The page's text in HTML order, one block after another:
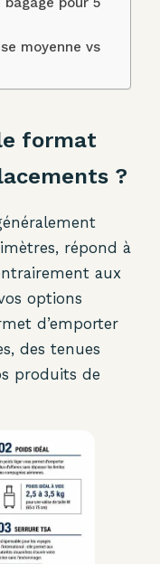
moyenne vs
format
?
répond à
aux
options
d’emporter
des tenues
produits de